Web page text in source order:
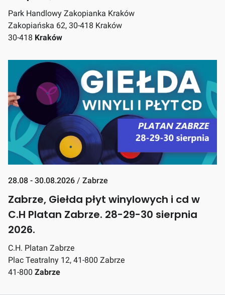
Park Handlowy Zakopianka Kraków
Zakopiańska 62, 30-418 Kraków
30-418 Kraków
28.08 - 30.08.2026 / Zabrze
Zabrze, Giełda płyt winylowych i cd w
C.H Platan Zabrze. 28-29-30 sierpnia
2026.
C.H. Platan Zabrze
Plac Teatralny 12, 41-800 Zabrze
41-800 Zabrze